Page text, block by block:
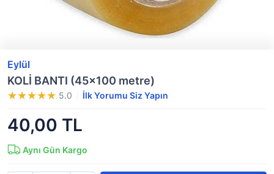
Eylül
KOLİ BANTI (45x100 metre)
5.0 İlk Yorumu Siz Yapın
40,00 TL
Aynı Gün Kargo